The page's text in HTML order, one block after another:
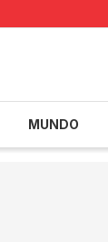
MUNDO